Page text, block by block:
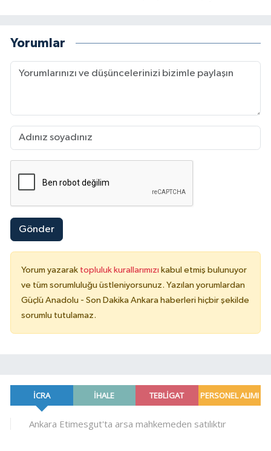
Yorumlar
Gönder
Yorum yazarak topluluk kurallarımızı kabul etmiş bulunuyor
ve tüm sorumluluğu üstleniyorsunuz. Yazılan yorumlardan
Güçlü Anadolu - Son Dakika Ankara haberleri hiçbir şekilde
sorumlu tutulamaz.